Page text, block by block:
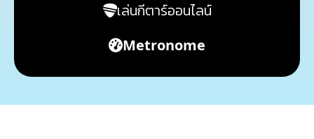
เล่นกีตาร์ออนไลน์
Metronome